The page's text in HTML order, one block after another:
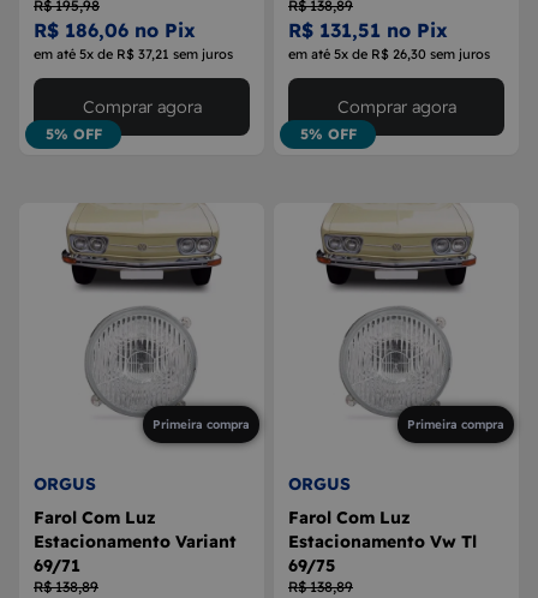
R$ 195,98
R$ 186,06 no Pix
em até 5x de R$ 37,21 sem juros
5% OFF
Comprar agora
R$ 138,89
R$ 131,51 no Pix
em até 5x de R$ 26,30 sem juros
5% OFF
Comprar agora
Primeira compra
ORGUS
Farol Com Luz
Estacionamento Variant
69/71
R$ 138,89
Primeira compra
ORGUS
Farol Com Luz
Estacionamento Vw Tl
69/75
R$ 138,89